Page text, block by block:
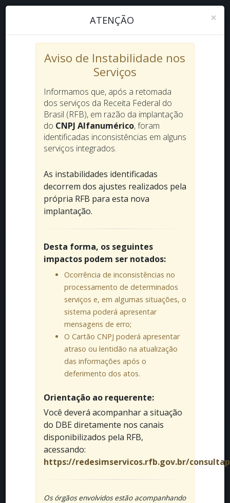
×
ATENÇÃO
Aviso de Instabilidade nos
Serviços
Informamos que, após a retomada
dos serviços da Receita Federal do
Brasil (RFB), em razão da implantação
do CNPJ Alfanumérico, foram
identificadas inconsistências em alguns
serviços integrados.
As instabilidades identificadas
decorrem dos ajustes realizados pela
própria RFB para esta nova
implantação.
Desta forma, os seguintes
impactos podem ser notados:
Ocorrência de inconsistências no
processamento de determinados
serviços e, em algumas situações, o
sistema poderá apresentar
mensagens de erro;
O Cartão CNPJ poderá apresentar
atraso ou lentidão na atualização
das informações após o
deferimento dos atos.
Orientação ao requerente:
Você deverá acompanhar a situação
do DBE diretamente nos canais
disponibilizados pela RFB,
acessando:
https://redesimservicos.rfb.gov.br/
Os órgãos envolvidos estão acompanhando